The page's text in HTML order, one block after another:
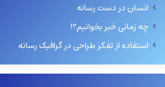
انسان در دست رسانه
چه زمانی خبر بخوانیم؟!
استفاده از تفکر طراحی در گرافیک رسانه